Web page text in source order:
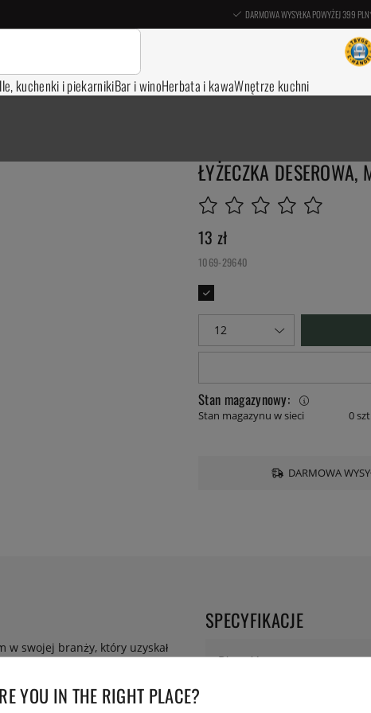
DARMOWA WYSYŁKA POWYŻEJ 399
kuchenki i piekarnikiBar i winoHerbata i kawaWnętrze kuchni
ŁYŻECZKA
13 zł
1069-29640
Stan magazynowy:
Stan magazynu w sieci 0
DARMOWA
w swojej branży, który uzyskał
jest wiodącym producentem
w 1968 roku. Hisar od
dziś oferuje eleganckie
SPECYFIKACJE
Długość:
YOU IN THE RIGHT PLACE?